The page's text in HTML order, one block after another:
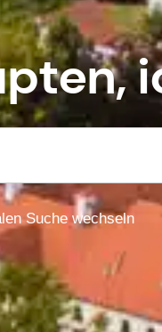
Suche wechseln